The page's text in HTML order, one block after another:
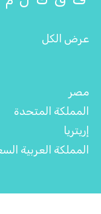
عرض الكل
مصر
المملكة المتحدة
إريتريا
المملكة العربية